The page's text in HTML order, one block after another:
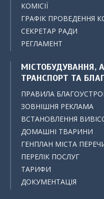
КОМІСІЇ
ГРАФІК ПРОВЕДЕННЯ
СЕКРЕТАР РАДИ
РЕГЛАМЕНТ
МІСТОБУДУВАННЯ,
ТРАНСПОРТ ТА
ПРАВИЛА
ЗОВНІШНЯ РЕКЛАМА
ВСТАНОВЛЕННЯ
ДОМАШНІ ТВАРИНИ
ГЕНПЛАН МІСТА
ПЕРЕЛІК ПОСЛУГ
ТАРИФИ
ДОКУМЕНТАЦІЯ